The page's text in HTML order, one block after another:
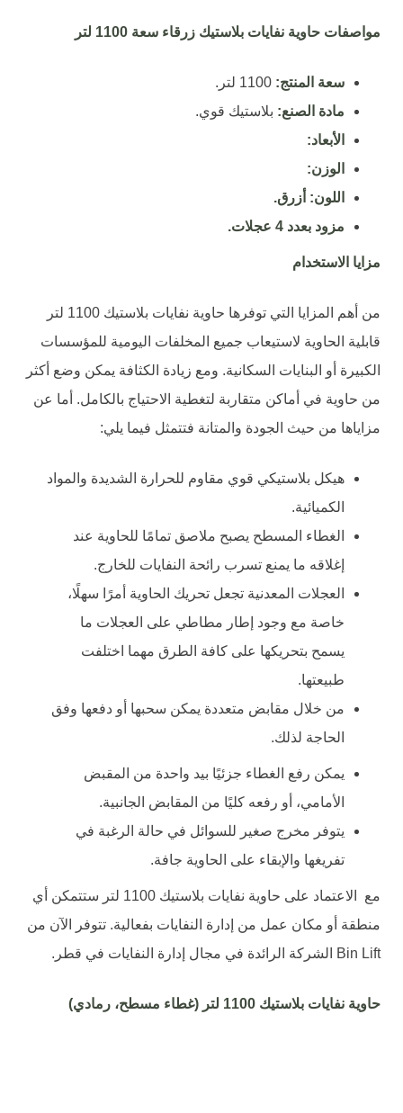
مواصفات حاوية نفايات بلاستيك زرقاء سعة 1100 لتر
سعة المنتج:
مادة الصنع: بلاستيك قوي.
الأبعاد:
الوزن:
اللون: أزرق.
مزود بعدد 4 عجلات.
مزايا الاستخدام
من أهم المزايا التي توفرها حاوية نفايات بلاستيك 1100 لتر
قابلية الحاوية لاستيعاب جميع المخلفات اليومية للمؤسسات
الكبيرة أو البنايات السكانية. ومع زيادة الكثافة يمكن وضع أكثر
من حاوية في أماكن متقاربة لتغطية الاحتياج بالكامل. أما عن
مزاياها من حيث الجودة والمتانة فتتمثل فيما يلي:
هيكل بلاستيكي قوي مقاوم للحرارة الشديدة والمواد
الكميائية.
الغطاء المسطح يصبح ملاصق تمامًا للحاوية عند
إغلاقه ما يمنع تسرب رائحة النفايات للخارج.
العجلات المعدنية تجعل تحريك الحاوية أمرًا سهلًا،
خاصة مع وجود إطار مطاطي على العجلات ما
يسمح بتحريكها على كافة الطرق مهما اختلفت
طبيعتها.
من خلال مقابض متعددة يمكن سحبها أو دفعها وفق
الحاجة لذلك.
يمكن رفع الغطاء جزئيًا بيد واحدة من المقبض
الأمامي، أو رفعه كليًا من المقابض الجانبية.
يتوفر مخرج صغير للسوائل في حالة الرغبة في
تفريغها والإبقاء على الحاوية جافة.
مع الاعتماد على حاوية نفايات بلاستيك 1100 لتر ستتمكن أي
منطقة أو مكان عمل من إدارة النفايات بفعالية. تتوفر الآن من
Bin Lift الشركة الرائدة في مجال إدارة النفايات في قطر.
حاوية نفايات بلاستيك 1100 لتر (غطاء مسطح، رمادي)